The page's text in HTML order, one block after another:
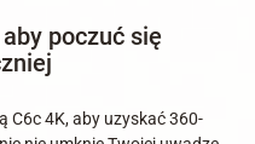
poczuć się
C6c 4K, aby uzyskać 360-